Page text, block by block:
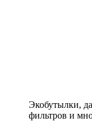
Экобутылки,
фильтров и